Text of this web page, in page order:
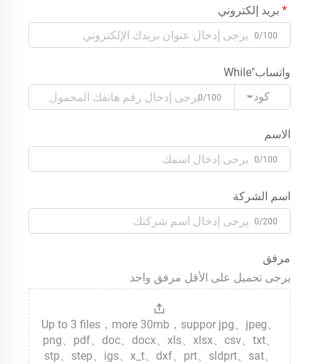
بريد إلكتروني
0/100
واتساب"While
كود
0/100
الاسم
0/100
اسم الشركة
0/200
مرفق
يرجى تحميل على الأقل مرفق واحد
Up to 3 files，more 30mb，suppor jpg、jpeg、
png、pdf、doc、docx、xls、xlsx、csv、txt、
stp、step、igs、x_t、dxf、prt、sldprt、sat、